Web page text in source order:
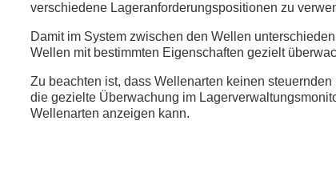
verschiedene Lageranforderungspositionen zu
Damit im System zwischen den Wellen
Wellen mit bestimmten Eigenschaften gezielt
Zu beachten ist, dass Wellenarten keinen
die gezielte Überwachung im
Wellenarten anzeigen kann.